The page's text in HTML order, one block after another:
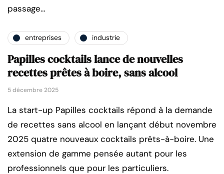
passage…
entreprises industrie
Papilles cocktails lance de nouvelles
recettes prêtes à boire, sans alcool
5 décembre 2025
La start-up Papilles cocktails répond à la demande
de recettes sans alcool en lançant début novembre
2025 quatre nouveaux cocktails prêts-à-boire. Une
extension de gamme pensée autant pour les
professionnels que pour les particuliers.